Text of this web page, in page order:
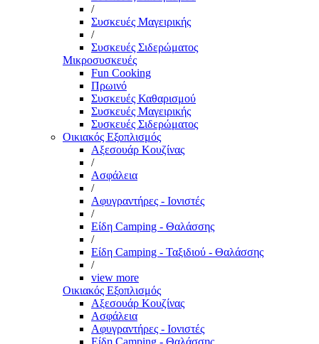
/
Συσκευές Μαγειρικής
/
Συσκευές Σιδερώματος
Μικροσυσκευές
Fun Cooking
Πρωινό
Συσκευές Καθαρισμού
Συσκευές Μαγειρικής
Συσκευές Σιδερώματος
Οικιακός Εξοπλισμός
Αξεσουάρ Κουζίνας
/
Ασφάλεια
/
Αφυγραντήρες - Ιονιστές
/
Είδη Camping - Θαλάσσης
/
Είδη Camping - Ταξιδιού - Θαλάσσης
/
view more
Οικιακός Εξοπλισμός
Αξεσουάρ Κουζίνας
Ασφάλεια
Αφυγραντήρες - Ιονιστές
Είδη Camping - Θαλάσσης